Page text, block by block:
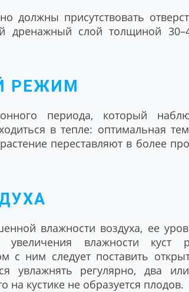
должны присутствовать
дренажный слой толщиной
РЕЖИМ
периода, который
в тепле: оптимальная
переставляют в более
влажности воздуха, ее
влажности куст
с ним следует поставить
увлажнять регулярно, два
на кустике не образуется плодов.